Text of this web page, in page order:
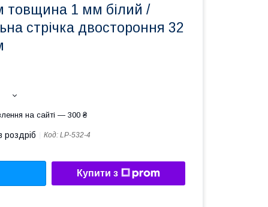
товщина 1 мм білий /
стрічка двостороння 32
на сайті — 300 ₴
роздріб Код: LP-532-4
Купити з